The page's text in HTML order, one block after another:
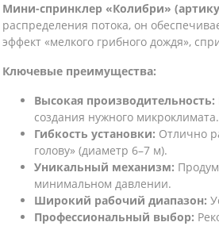
Мини-спринклер «Колибри»
распределения потока, он
эффект «мелкого грибного дождя»,
Ключевые преимущества:
Высокая производительность:
создания нужного микроклимата.
Гибкость установки: Отлично
голову» (диаметр 6–7 м).
Уникальный механизм:
минимальном давлении.
Широкий рабочий диапазон:
Профессиональный выбор: